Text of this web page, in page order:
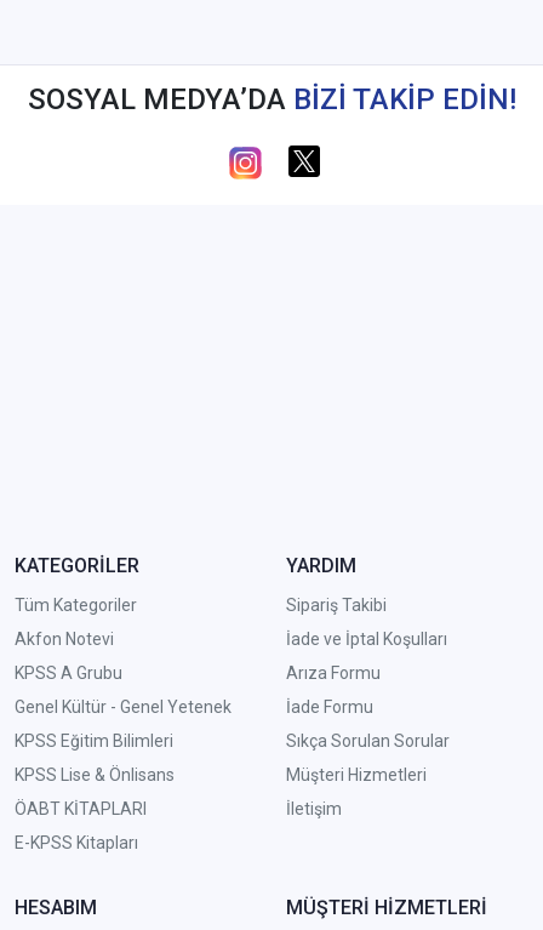
SOSYAL MEDYA’DA BİZİ TAKİP EDİN!
KATEGORİLER
Tüm Kategoriler
Akfon Notevi
KPSS A Grubu
Genel Kültür - Genel Yetenek
KPSS Eğitim Bilimleri
KPSS Lise & Önlisans
ÖABT KİTAPLARI
E-KPSS Kitapları
YARDIM
Sipariş Takibi
İade ve İptal Koşulları
Arıza Formu
İade Formu
Sıkça Sorulan Sorular
Müşteri Hizmetleri
İletişim
HESABIM MÜŞTERİ HİZMETLERİ